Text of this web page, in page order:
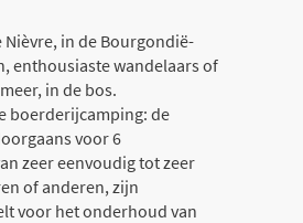
Nièvre, in de Bourgondië-
enthousiaste wandelaars of
in de bos.
boerderijcamping: de
voor 6
zeer eenvoudig tot zeer
of anderen, zijn
voor het onderhoud van